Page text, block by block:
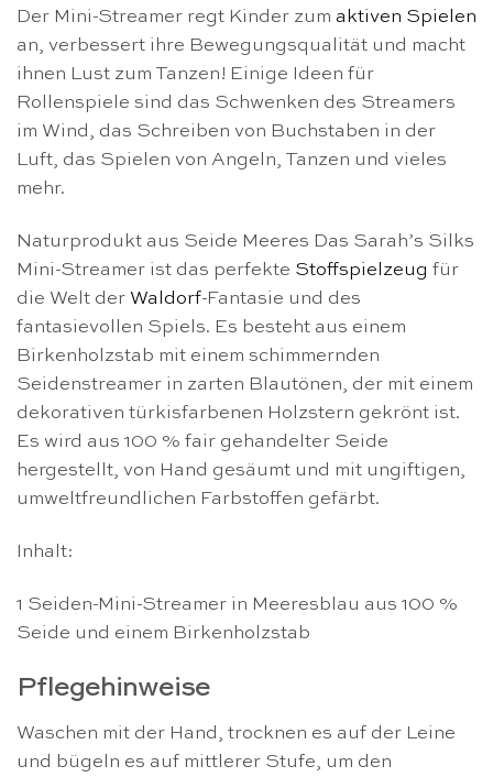
Der Mini-Streamer regt Kinder zum aktiven Spielen
an, verbessert ihre Bewegungsqualität und macht
ihnen Lust zum Tanzen! Einige Ideen für
Rollenspiele sind das Schwenken des Streamers
im Wind, das Schreiben von Buchstaben in der
Luft, das Spielen von Angeln, Tanzen und vieles
mehr.
Naturprodukt aus Seide Meeres Das Sarah’s Silks
Mini-Streamer ist das perfekte Stoffspielzeug für
die Welt der Waldorf-Fantasie und des
fantasievollen Spiels. Es besteht aus einem
Birkenholzstab mit einem schimmernden
Seidenstreamer in zarten Blautönen, der mit einem
dekorativen türkisfarbenen Holzstern gekrönt ist.
Es wird aus 100 % fair gehandelter Seide
hergestellt, von Hand gesäumt und mit ungiftigen,
umweltfreundlichen Farbstoffen gefärbt.
Inhalt:
1 Seiden-Mini-Streamer in Meeresblau aus 100 %
Seide und einem Birkenholzstab
Pflegehinweise
Waschen mit der Hand, trocknen es auf der Leine
und bügeln es auf mittlerer Stufe, um den